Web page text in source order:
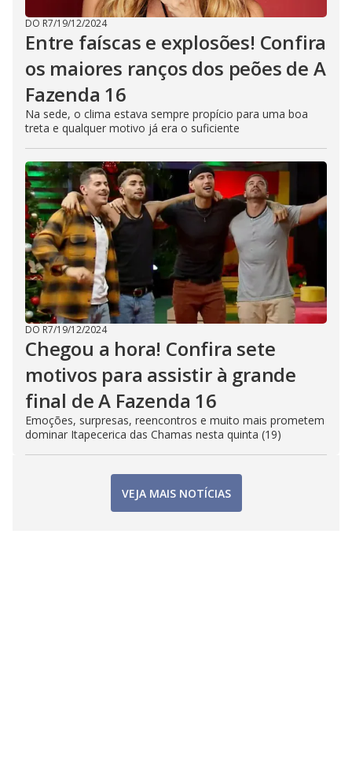
DO R7/19/12/2024
Entre faíscas e explosões! Confira
os maiores ranços dos peões de A
Fazenda 16
Na sede, o clima estava sempre propício para uma boa
treta e qualquer motivo já era o suficiente
DO R7/19/12/2024
Chegou a hora! Confira sete
motivos para assistir à grande
final de A Fazenda 16
Emoções, surpresas, reencontros e muito mais prometem
dominar Itapecerica das Chamas nesta quinta (19)
VEJA MAIS NOTÍCIAS